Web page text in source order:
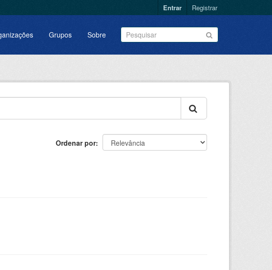
Entrar Registrar
Grupos Sobre
Ordenar por